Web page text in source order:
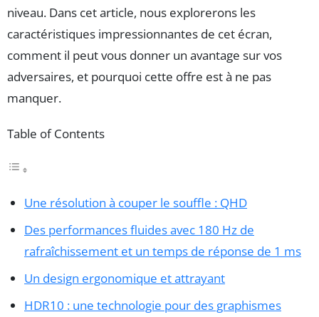
niveau. Dans cet article, nous explorerons les
caractéristiques impressionnantes de cet écran,
comment il peut vous donner un avantage sur vos
adversaires, et pourquoi cette offre est à ne pas
manquer.
Table of Contents
Une résolution à couper le souffle : QHD
Des performances fluides avec 180 Hz de
rafraîchissement et un temps de réponse de 1 ms
Un design ergonomique et attrayant
HDR10 : une technologie pour des graphismes